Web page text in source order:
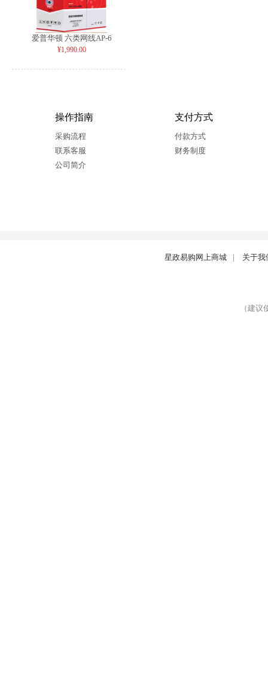
爱普华顿 六类网线AP-6
¥1,990.00
操作指南
采购流程
联系客服
公司简介
支付方式
付款方式
财务制度
星政易购网上商城 | 关于我
（建